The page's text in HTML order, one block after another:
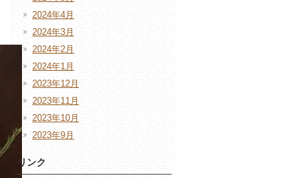
2024年4月
2024年3月
2024年2月
2024年1月
2023年12月
2023年11月
2023年10月
2023年9月
リンク